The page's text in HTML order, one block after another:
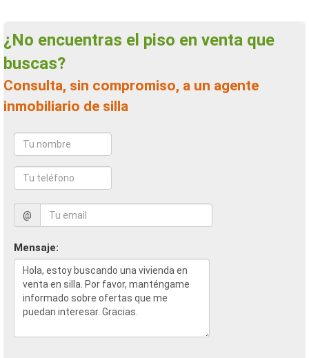
¿No encuentras el piso en venta que
buscas?
Consulta, sin compromiso, a un agente
inmobiliario de silla
@
Mensaje: